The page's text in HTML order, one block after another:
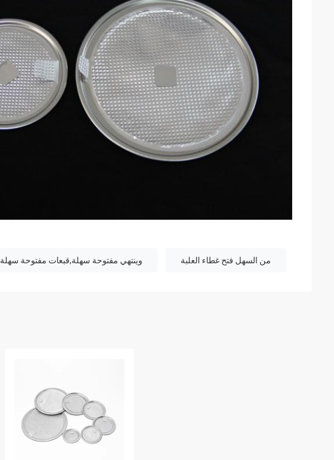
من السهل فتح غطاء العلبة وينتهي مفتوحة سهلة,قبعات مفتوحة سهلة